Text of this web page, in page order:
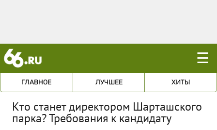
☰
ГЛАВНОЕ ЛУЧШЕЕ ХИТЫ
Кто станет директором Шарташского
парка? Требования к кандидату